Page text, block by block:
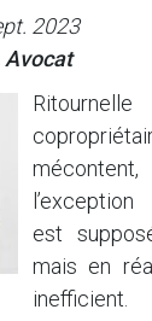
2023
Avocat
mécontent,
est
mais en
inefficient.